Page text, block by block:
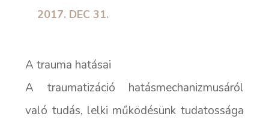
2017. DEC 31.
A trauma hatásai
A traumatizáció hatásmechanizmusáról
való tudás, lelki működésünk tudatossága